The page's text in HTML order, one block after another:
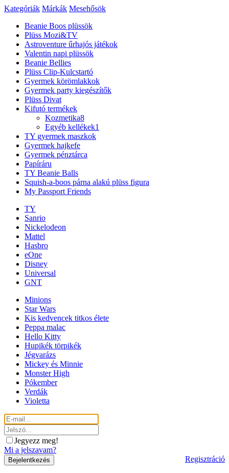
Kategóriák Márkák Mesehősök
Beanie Boos plüssök
Plüss Mozi&TV
Astroventure űrhajós játékok
Valentin napi plüssök
Beanie Bellies
Plüss Clip-Kulcstartó
Gyermek körömlakkok
Gyermek party kiegészítők
Plüss Divat
Kifutó termékek
Kozmetika8
Egyéb kellékek1
TY gyermek maszkok
Gyermek hajkefe
Gyermek pénztárca
Papíráru
TY Beanie Balls
Squish-a-boos párna alakú plüss figura
My Passport Friends
TY
Sanrio
Nickelodeon
Mattel
Hasbro
eOne
Disney
Universal
GNT
Minions
Star Wars
Kis kedvencek titkos élete
Peppa malac
Hello Kitty
Hupikék törpikék
Jégvarázs
Mickey és Minnie
Monster High
Pókember
Verdák
Violetta
Jegyezz meg!
Mi a jelszavam?
Regisztráció